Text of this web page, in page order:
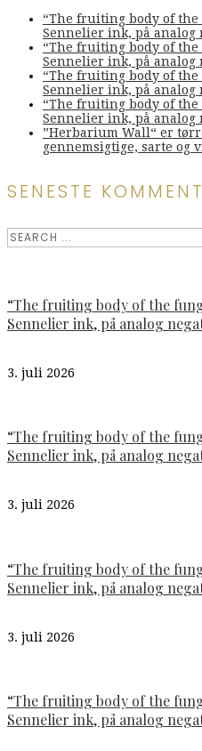
“The fruiting body of
Sennelier ink, på
“The fruiting body of
Sennelier ink, på
“The fruiting body of
Sennelier ink, på
“The fruiting body of
Sennelier ink, på
”Herbarium Wall“ er
gennemsigtige, sarte
SENESTE
“The fruiting body of the
Sennelier ink, på analog
3. juli 2026
“The fruiting body of the
Sennelier ink, på analog
3. juli 2026
“The fruiting body of the
Sennelier ink, på analog
3. juli 2026
“The fruiting body of the
Sennelier ink, på analog